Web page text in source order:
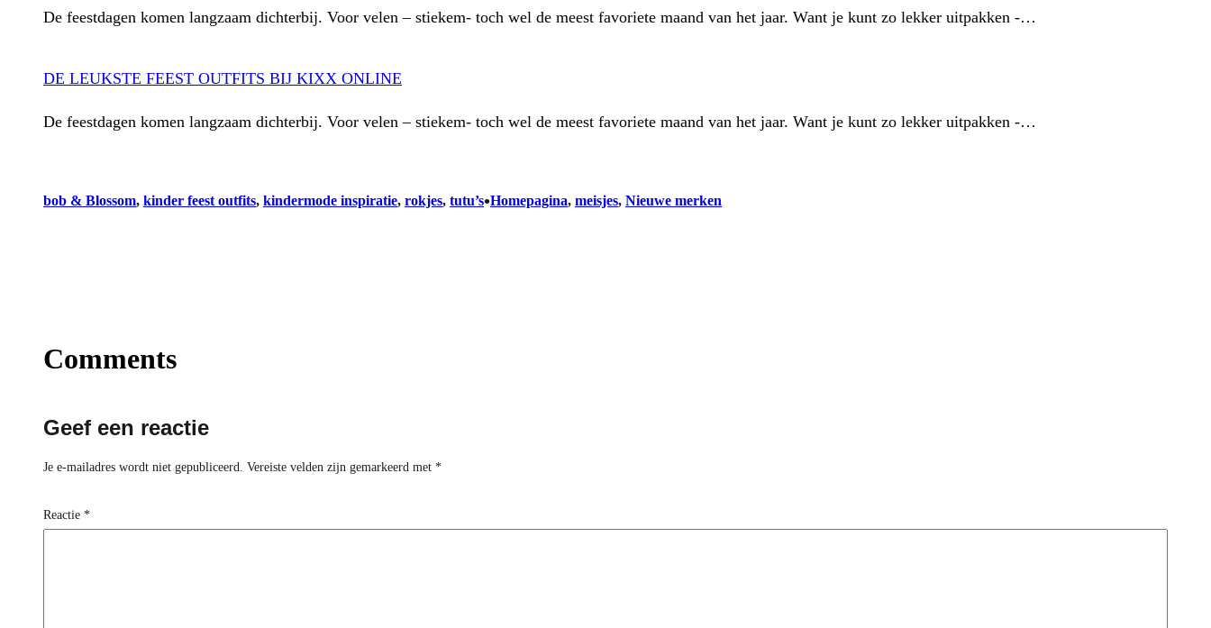
De feestdagen komen langzaam dichterbij. Voor velen – stiekem- toch wel de meest favoriete maand van het jaar. Want je kunt zo lekker uitpakken -…
DE LEUKSTE FEEST OUTFITS BIJ KIXX ONLINE
De feestdagen komen langzaam dichterbij. Voor velen – stiekem- toch wel de meest favoriete maand van het jaar. Want je kunt zo lekker uitpakken -…
bob & Blossom, kinder feest outfits, kindermode inspiratie, rokjes, tutu’s•Homepagina, meisjes, Nieuwe merken
Comments
Geef een reactie
Je e-mailadres wordt niet gepubliceerd. Vereiste velden zijn gemarkeerd met *
Reactie *